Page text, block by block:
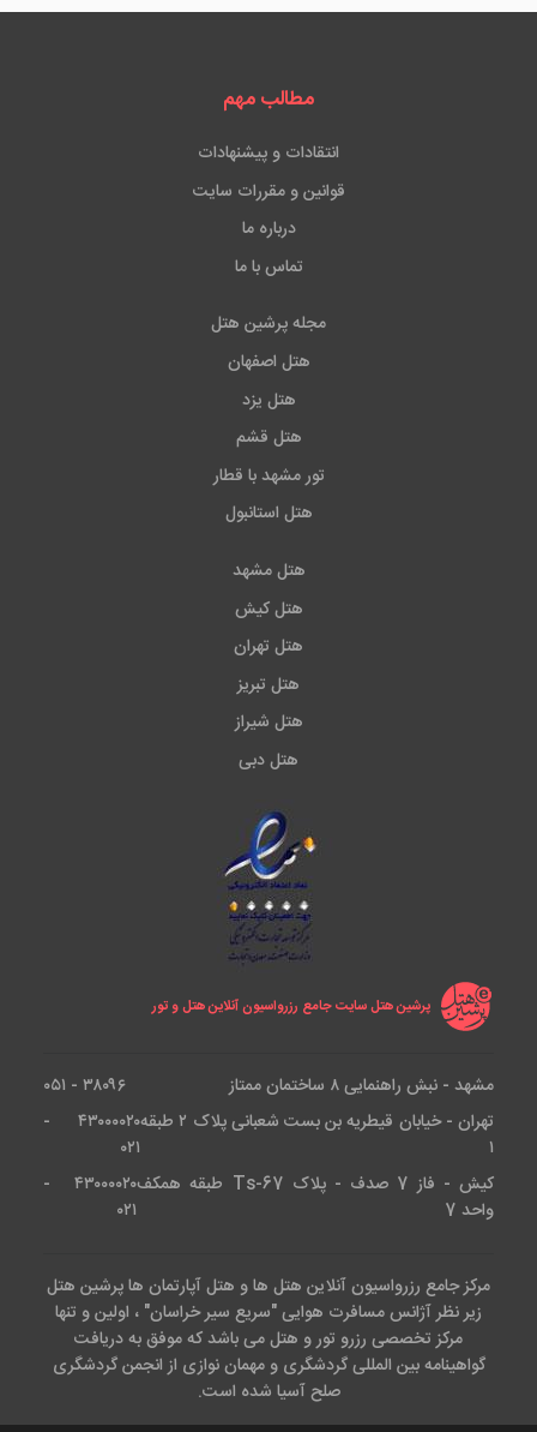
مطالب مهم
انتقادات و پیشنهادات
قوانین و مقررات سایت
درباره ما
تماس با ما
مجله پرشین هتل
هتل اصفهان
هتل یزد
هتل قشم
تور مشهد با قطار
هتل استانبول
هتل مشهد
هتل کیش
هتل تهران
هتل تبریز
هتل شیراز
هتل دبی
پرشین هتل سایت جامع رزرواسیون آنلاین هتل و تور
مشهد - نبش راهنمایی ۸ ساختمان ممتاز
۳۸۰۹۶ - ۰۵۱
تهران - خیابان قیطریه بن بست شعبانی پلاک ۲ طبقه
۱
۴۳۰۰۰۰۲۰ -
۰۲۱
کیش - فاز 7 صدف - پلاک Ts-67 طبقه همکف
واحد 7
۴۳۰۰۰۰۲۰ -
۰۲۱
مرکز جامع رزرواسیون آنلاین هتل ها و هتل آپارتمان ها پرشین هتل
زیر نظر آژانس مسافرت هوایی "سریع سیر خراسان" ، اولین و تنها
مرکز تخصصی رزرو تور و هتل می باشد که موفق به دریافت
گواهینامه بین المللی گردشگری و مهمان نوازی از انجمن گردشگری
صلح آسیا شده است.